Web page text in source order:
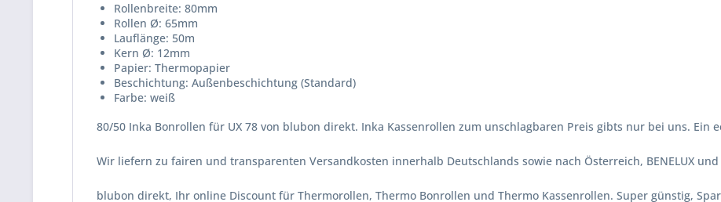
Rollenbreite: 80mm
Rollen Ø: 65mm
Lauflänge: 50m
Kern Ø: 12mm
Papier: Thermopapier
Beschichtung: Außenbeschichtung (Standard)
Farbe: weiß
80/50 Inka Bonrollen für UX 78 von blubon direkt. Inka Kassenrollen zum unschlagbaren Preis gibts nur bei uns. Ein
Wir liefern zu fairen und transparenten Versandkosten innerhalb Deutschlands sowie nach Österreich, BENELUX
blubon direkt, Ihr online Discount für Thermorollen, Thermo Bonrollen und Thermo Kassenrollen. Super günstig,